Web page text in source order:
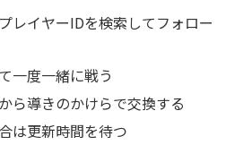
レイヤーIDを検索してフォロー
一度一緒に戦う
ら導きのかけらで交換する
は更新時間を待つ